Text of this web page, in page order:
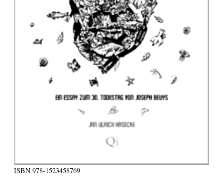
ISBN 978-1523458769